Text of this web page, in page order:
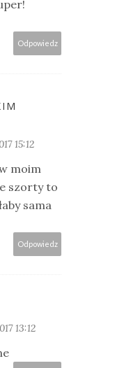
Odpowiedz
15:12
moim
szorty to
sama
Odpowiedz
13:12